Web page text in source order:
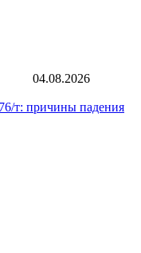
04.08.2026
т: причины падения